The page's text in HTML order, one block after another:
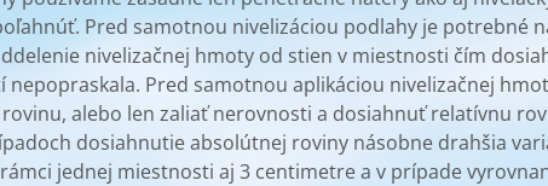
Pred samotnou nivelizáciou podlahy je potrebné
nivelizačnej hmoty od stien v miestnosti čím
Pred samotnou aplikáciou nivelizačnej
alebo len zaliať nerovnosti a dosiahnuť relatívnu
dosiahnutie absolútnej roviny násobne drahšia
jednej miestnosti aj 3 centimetre a v prípade